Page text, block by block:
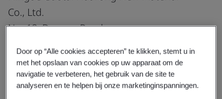
Co., Ltd.
No. 18, Dongyu Road
Fuding
Ningde
355208
Door op “Alle cookies accepteren” te klikken, stemt u in
met het opslaan van cookies op uw apparaat om de
navigatie te verbeteren, het gebruik van de site te
analyseren en te helpen bij onze marketinginspanningen.